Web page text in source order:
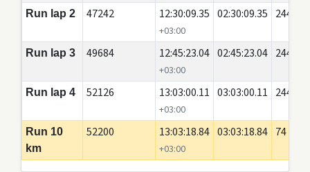
Run lap 2 47242 12:30:09.35
+03:00
02:30:09.35 2442
Run lap 3 49684 12:45:23.04
+03:00
02:45:23.04 2442
Run lap 4 52126 13:03:00.11
+03:00
03:03:00.11 2442
Run 10
km
52200 13:03:18.84
+03:00
03:03:18.84 74